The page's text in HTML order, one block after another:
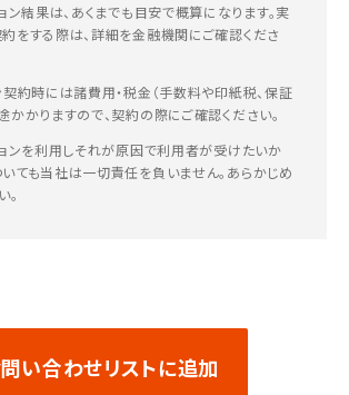
ン結果は、あくまでも目安で概算になります。実
をする際は、詳細を金融機関にご確認くださ
約時には諸費用・税金（手数料や印紙税、保証
かかりますので、契約の際にご確認ください。
ンを利用しそれが原因で利用者が受けたいか
ても当社は一切責任を負いません。あらかじめ
。
い合わせリストに追加